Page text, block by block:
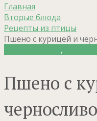
Главная
Вторые блюда
Рецепты из птицы
Пшено с курицей и
,
Пшено с